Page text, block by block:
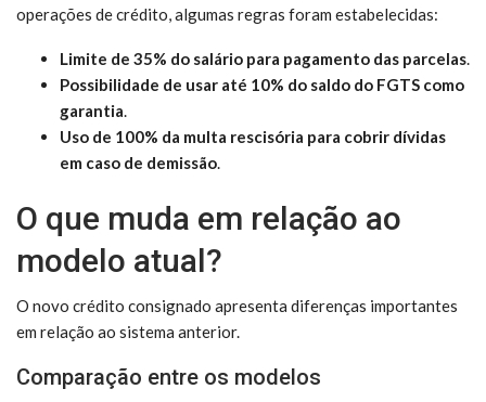
operações de crédito, algumas regras foram estabelecidas:
Limite de 35% do salário para pagamento das parcelas.
Possibilidade de usar até 10% do saldo do FGTS como
garantia.
Uso de 100% da multa rescisória para cobrir dívidas
em caso de demissão.
O que muda em relação ao
modelo atual?
O novo crédito consignado apresenta diferenças importantes
em relação ao sistema anterior.
Comparação entre os modelos